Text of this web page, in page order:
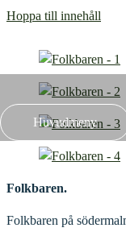
Hoppa till innehåll
Huvudmeny
Folkbaren.
Folkbaren på